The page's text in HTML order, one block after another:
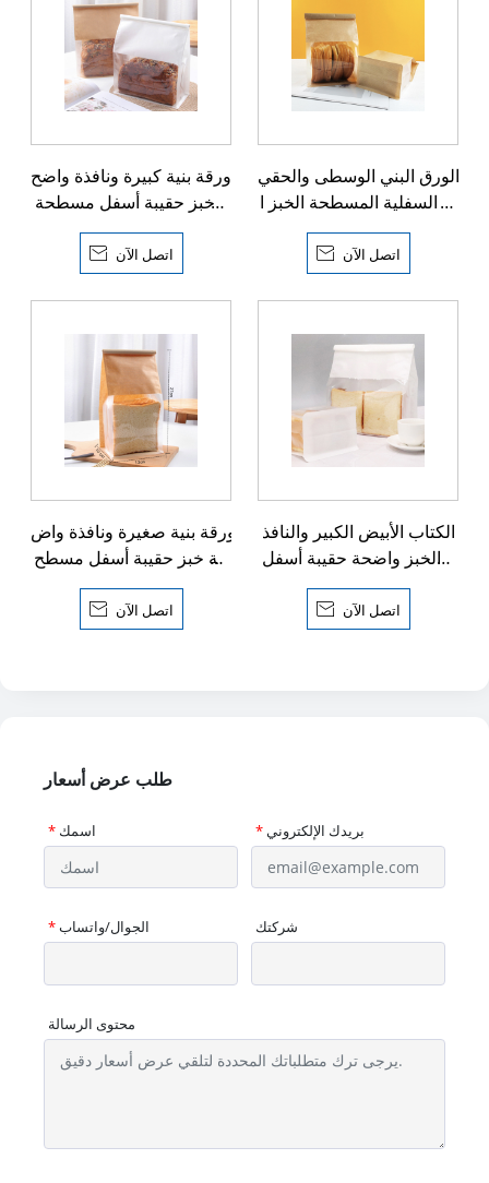
ورقة بنية كبيرة ونافذة واضح
ة خبز حقيبة أسفل مسطحة
مع ربطة القصدير
 اتصل الآن
الورق البني الوسطى والحقي
بة السفلية المسطحة الخبز ا
لنافذة الواضحة مع ربطة الق
صدي  اتصل الآن
ورقة بنية صغيرة ونافذة واض
حة خبز حقيبة أسفل مسطح
ة مع ربطة القصدير
 اتصل الآن
الكتاب الأبيض الكبير والنافذ
ة الخبز واضحة حقيبة أسفل
مسطحة مع القصدير ربطة
 اتصل الآن
طلب عرض أسعار
* اسمك *بريدك الإلكتروني
*الجوال/واتساب شركتك
محتوى الرسالة